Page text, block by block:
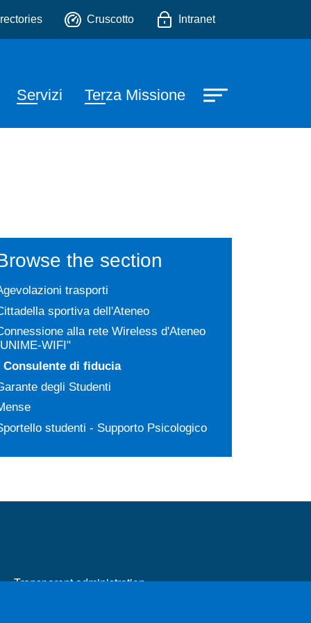
Evolutiva "Gaetano
Cruscotto Intranet
Servizi Terza Missione
the section
trasporti
sportiva dell'Ateneo
alla rete Wireless d'Ateneo
WIFI"
Consulente di fiducia
degli Studenti
studenti - Supporto Psicologico
Transparent administration